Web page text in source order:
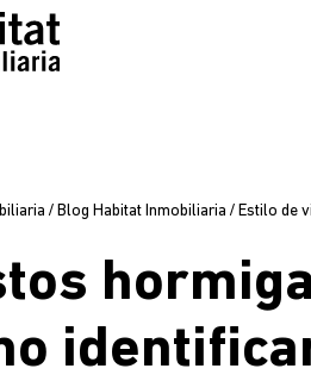
/ Blog Habitat Inmobiliaria / Estilo de